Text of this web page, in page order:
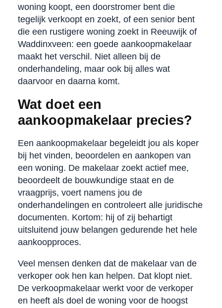
woning koopt, een doorstromer bent die
tegelijk verkoopt en zoekt, of een senior bent
die een rustigere woning zoekt in Reeuwijk of
Waddinxveen: een goede aankoopmakelaar
maakt het verschil. Niet alleen bij de
onderhandeling, maar ook bij alles wat
daarvoor en daarna komt.
Wat doet een
aankoopmakelaar precies?
Een aankoopmakelaar begeleidt jou als koper
bij het vinden, beoordelen en aankopen van
een woning. De makelaar zoekt actief mee,
beoordeelt de bouwkundige staat en de
vraagprijs, voert namens jou de
onderhandelingen en controleert alle juridische
documenten. Kortom: hij of zij behartigt
uitsluitend jouw belangen gedurende het hele
aankoopproces.
Veel mensen denken dat de makelaar van de
verkoper ook hen kan helpen. Dat klopt niet.
De verkoopmakelaar werkt voor de verkoper
en heeft als doel de woning voor de hoogst